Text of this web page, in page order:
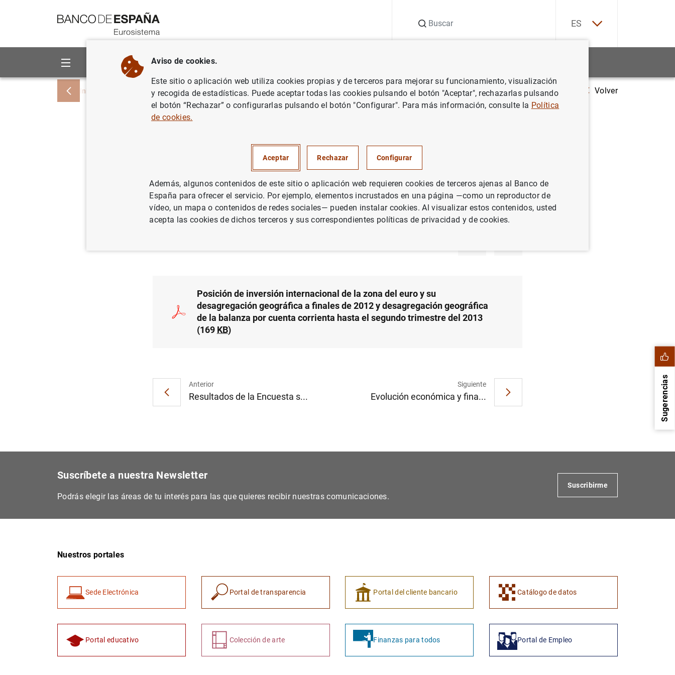
ES
Sobre el Banco Áreas de actuación
Inicio Noticias y eventos Noticias del Banco Central Europeo Notas de prensa del Banco Central Europeo Posición de inversión internacional de la zona del euro y su
Volver
del euro y su desagregación geográfica a finales
de 2012 y desagregación geográfica de la
balanza por cuenta corrienta hasta el segundo
trimestre del 2013
Posición de inversión internacional de la zona del euro y su
desagregación geográfica a finales de 2012 y desagregación geográfica
de la balanza por cuenta corrienta hasta el segundo trimestre del 2013
(169 KB)
Anterior
Resultados de la Encuesta s...
Siguiente
Evolución económica y fina... Sugerencias
Suscríbete a nuestra Newsletter
Podrás elegir las áreas de tu interés para las que quieres recibir nuestras comunicaciones.
Suscribirme
Nuestros portales
Sede Electrónica Portal de transparencia Portal del cliente bancario Catálogo de datos
Portal educativo Colección de arte Finanzas para todos Portal de Empleo
Aviso de cookies.
Este sitio o aplicación web utiliza cookies propias y de terceros para mejorar su funcionamiento, visualización
y recogida de estadísticas. Puede aceptar todas las cookies pulsando el botón "Aceptar", rechazarlas pulsando
el botón “Rechazar” o configurarlas pulsando el botón "Configurar". Para más información, consulte la Política
de cookies.
Aceptar Rechazar Configurar
Además, algunos contenidos de este sitio o aplicación web requieren cookies de terceros ajenas al Banco de
España para ofrecer el servicio. Por ejemplo, elementos incrustados en una página —como un reproductor de
vídeo, un mapa o contenidos de redes sociales— pueden instalar cookies. Al visualizar estos contenidos, usted
acepta las cookies de dichos terceros y sus correspondientes políticas de privacidad y de cookies.